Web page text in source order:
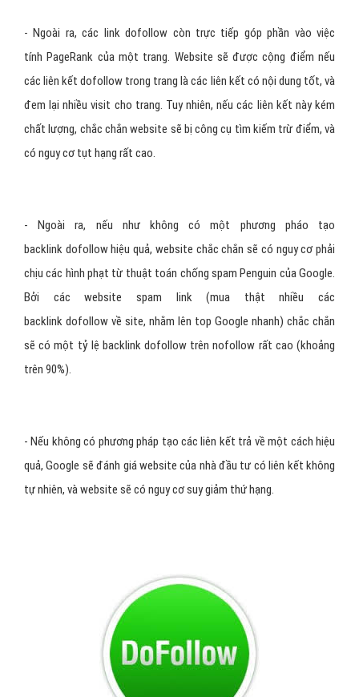
- Ngoài ra, các link dofollow còn trực tiếp góp phần vào việc
tính PageRank của một trang. Website sẽ được cộng điểm nếu
các liên kết dofollow trong trang là các liên kết có nội dung tốt, và
đem lại nhiều visit cho trang. Tuy nhiên, nếu các liên kết này kém
chất lượng, chắc chắn website sẽ bị công cụ tìm kiếm trừ điểm, và
có nguy cơ tụt hạng rất cao.
- Ngoài ra, nếu như không có một phương pháo tạo
backlink dofollow hiệu quả, website chắc chắn sẽ có nguy cơ phải
chịu các hình phạt từ thuật toán chống spam Penguin của Google.
Bởi các website spam link (mua thật nhiều các
backlink dofollow về site, nhằm lên top Google nhanh) chắc chắn
sẽ có một tỷ lệ backlink dofollow trên nofollow rất cao (khoảng
trên 90%).
- Nếu không có phương pháp tạo các liên kết trả về một cách hiệu
quả, Google sẽ đánh giá website của nhà đầu tư có liên kết không
tự nhiên, và website sẽ có nguy cơ suy giảm thứ hạng.